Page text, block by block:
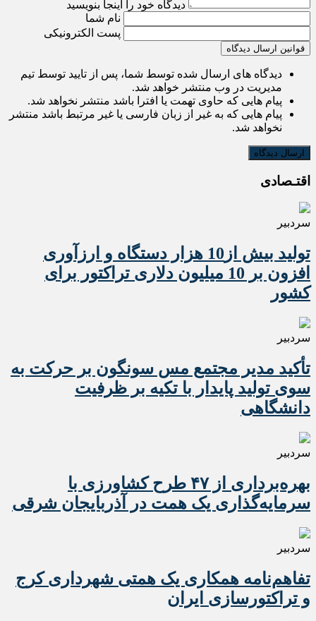
دیدگاه خود را اینجا بنویسید
نام شما
پست الکترونیکی
قوانین ارسال دیدگاه
دیدگاه های ارسال شده توسط شما، پس از تایید توسط تیم
مدیریت در وب منتشر خواهد شد.
پیام هایی که حاوی تهمت یا افترا باشد منتشر نخواهد شد.
پیام هایی که به غیر از زبان فارسی یا غیر مرتبط باشد منتشر
نخواهد شد.
اقتـصادی
سردبیر
تولید بیش از10 هزار دستگاه و ارزآوری
افزون بر 10 میلیون دلاری تراکتور برای
کشور
سردبیر
تأکید مدیر مجتمع مس سونگون بر حرکت به
سوی تولید پایدار با تکیه بر ظرفیت
دانشگاهی
سردبیر
بهره‌برداری از ۴۷ طرح کشاورزی با
سرمایه‌گذاری یک همت در آذربایجان شرقی
سردبیر
تفاهم‌نامه همکاری یک همتی شهرداری کرج
و تراکتورسازی ایران